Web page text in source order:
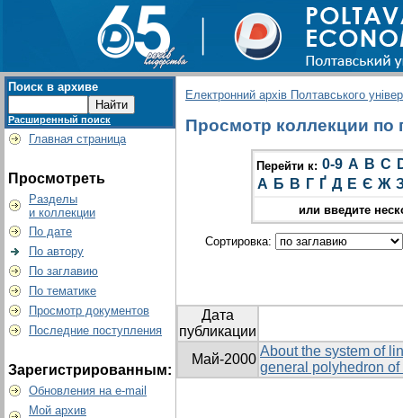
Поиск в архиве
Расширенный поиск
Главная страница
Просмотреть
Разделы
и коллекции
По дате
По автору
По заглавию
По тематике
Просмотр документов
Последние поступления
Зарегистрированным:
Обновления на e-mail
Мой архив
Електронний архів Полтавського
Просмотр коллекции по
Перейти к: 0-9 A B C
А Б В Г Ґ Д Е Є Ж
или введите
Сортировка:
Дата
публикации
Май-2000
About the system of
general polyhedron